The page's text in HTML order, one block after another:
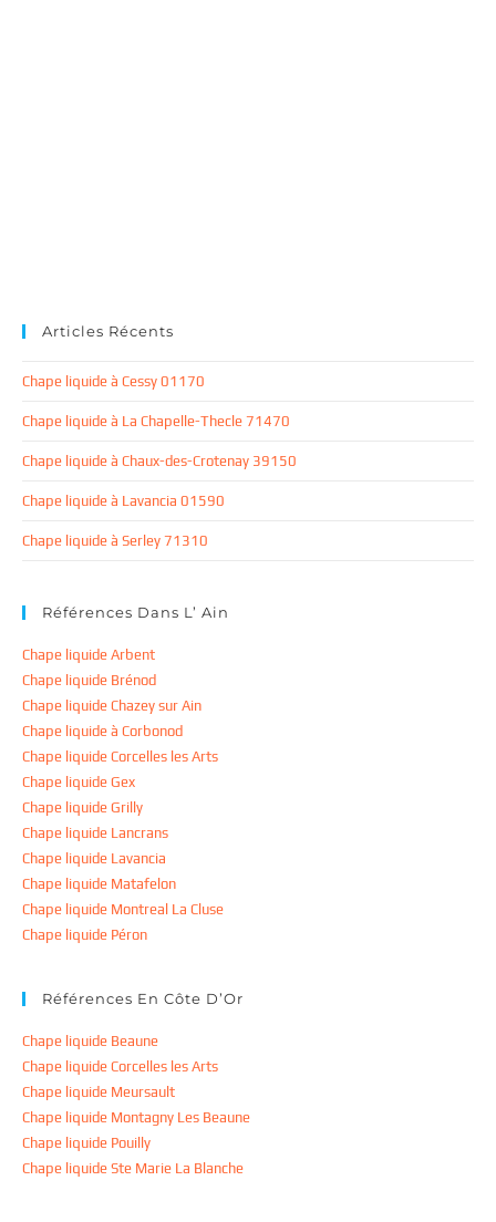
Articles Récents
Chape liquide à Cessy 01170
Chape liquide à La Chapelle-Thecle 71470
Chape liquide à Chaux-des-Crotenay 39150
Chape liquide à Lavancia 01590
Chape liquide à Serley 71310
Références Dans L’ Ain
Chape liquide Arbent
Chape liquide Brénod
Chape liquide Chazey sur Ain
Chape liquide à Corbonod
Chape liquide Corcelles les Arts
Chape liquide Gex
Chape liquide Grilly
Chape liquide Lancrans
Chape liquide Lavancia
Chape liquide Matafelon
Chape liquide Montreal La Cluse
Chape liquide Péron
Références En Côte D’Or
Chape liquide Beaune
Chape liquide Corcelles les Arts
Chape liquide Meursault
Chape liquide Montagny Les Beaune
Chape liquide Pouilly
Chape liquide Ste Marie La Blanche